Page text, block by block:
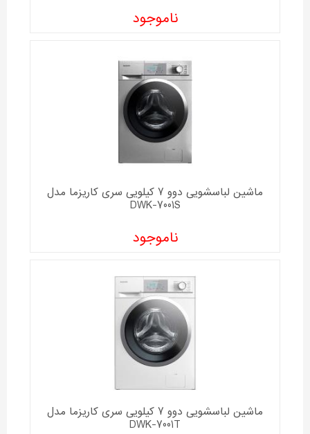
ناموجود
ماشین لباسشویی دوو 7 کیلویی سری کاریزما مدل
DWK-7001S
ناموجود
ماشین لباسشویی دوو 7 کیلویی سری کاریزما مدل
DWK-7001T